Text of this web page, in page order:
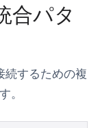
合パタ
するための複
。